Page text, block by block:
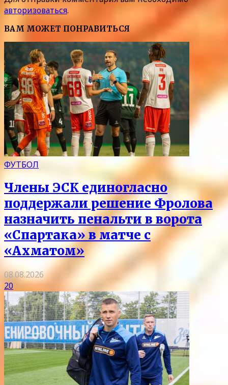
авторизоваться.
ВАМ МОЖЕТ ПОНРАВИТЬСЯ
ФУТБОЛ
Члены ЭСК единогласно
поддержали решение Фролова
назначить пенальти в ворота
«Спартака» в матче с
«Ахматом»
08.08.2026
20